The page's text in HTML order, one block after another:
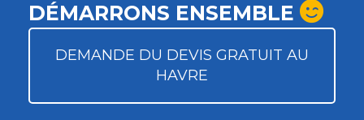
DÉMARRONS ENSEMBLE
DEMANDE DU DEVIS GRATUIT AU
HAVRE